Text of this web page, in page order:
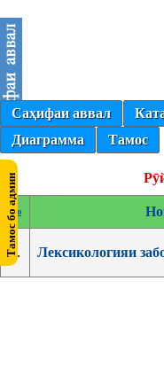
Саҳифаи аввал
Диаграмма
Тамос
№
1. Лексикологияи